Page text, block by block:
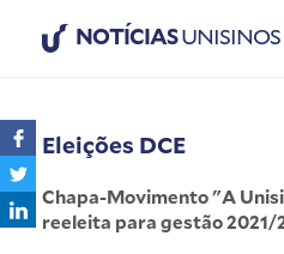
NOTÍCIASUNISINOS
Eleições DCE
Chapa-Movimento "A
reeleita para gestão 2021/